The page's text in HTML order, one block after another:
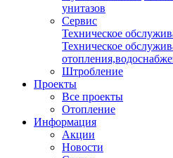
унитазов
Сервис
Техническое
Техническое
Штробление
Проекты
Все проекты
Отопление
Информация
Акции
Новости